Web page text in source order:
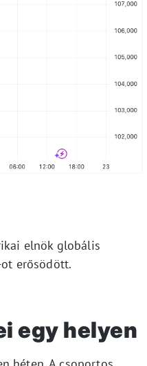
elnök globális
erősödött.
egy helyen